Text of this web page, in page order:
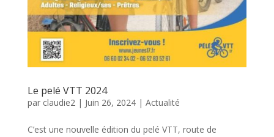
Le pelé VTT 2024
par claudie2| Juin 26, 2024| Actualité
C’est une nouvelle édition du pelé VTT, route de